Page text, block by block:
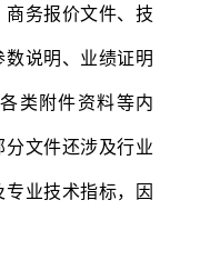
务报价文件、技
说明、业绩证明
类附件资料等内
文件还涉及行业
业技术指标，因